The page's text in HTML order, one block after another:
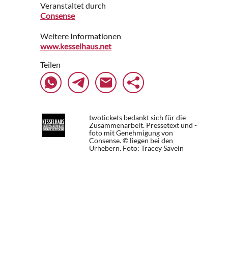
Veranstaltet durch
Consense
Weitere Informationen
www.kesselhaus.net
Teilen
twotickets bedankt sich für die
Zusammenarbeit. Pressetext und -
foto mit Genehmigung von
Consense. © liegen bei den
Urhebern. Foto: Tracey Savein